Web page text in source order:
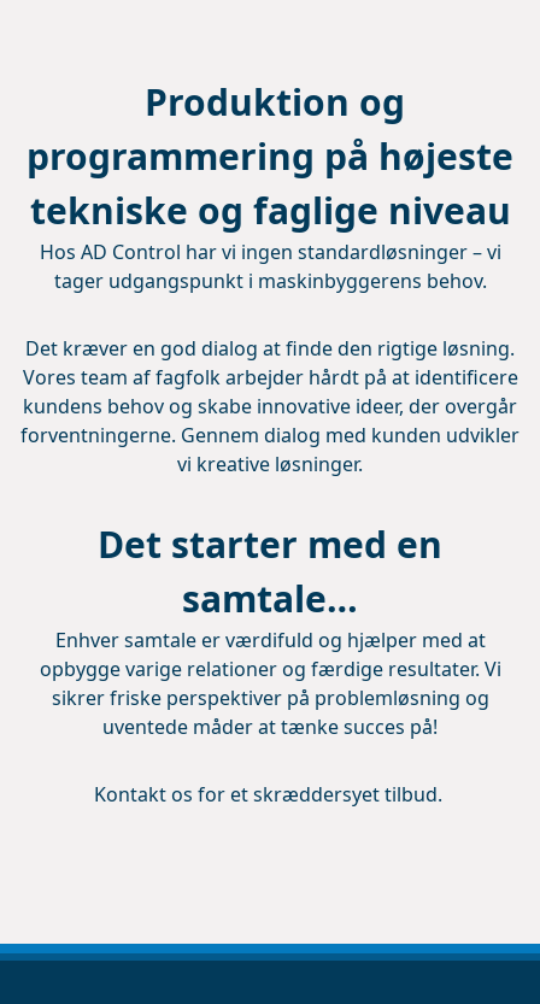
Produktion og
programmering på højeste
tekniske og faglige niveau
Hos AD Control har vi ingen standardløsninger – vi
tager udgangspunkt i maskinbyggerens behov.
Det kræver en god dialog at finde den rigtige løsning.
Vores team af fagfolk arbejder hårdt på at identificere
kundens behov og skabe innovative ideer, der overgår
forventningerne. Gennem dialog med kunden udvikler
vi kreative løsninger.
Det starter med en
samtale…
Enhver samtale er værdifuld og hjælper med at
opbygge varige relationer og færdige resultater. Vi
sikrer friske perspektiver på problemløsning og
uventede måder at tænke succes på!
Kontakt os for et skræddersyet tilbud.